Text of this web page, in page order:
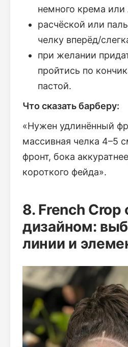
немного крема или
расчёской или
челку вперёд/
при желании
пройтись по
пастой.
Что сказать барберу:
«Нужен удлинённый
массивная челка 4–5
фронт, бока
короткого фейда».
8. French Crop
дизайном:
линии и